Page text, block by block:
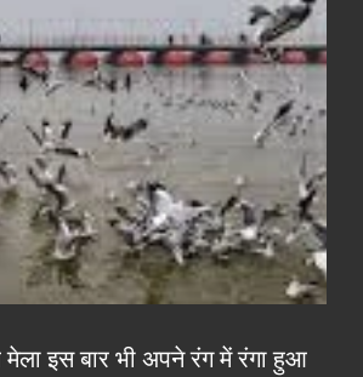
मेला इस बार भी अपने रंग में रंगा हुआ